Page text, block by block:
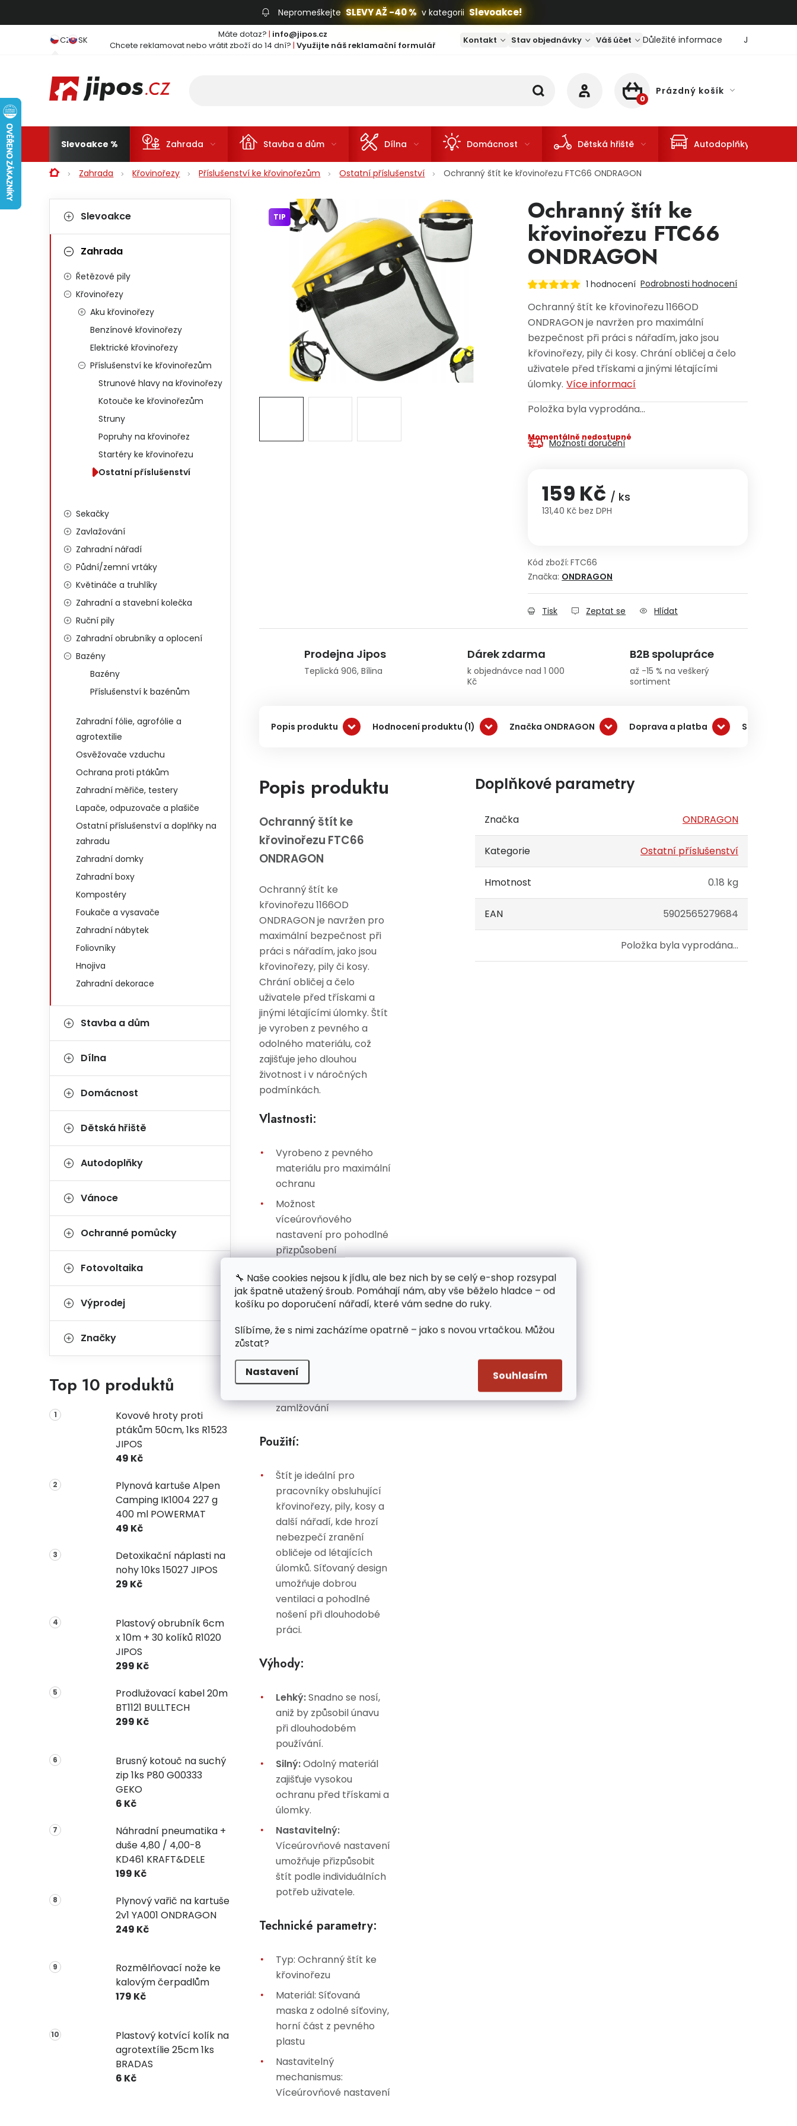
🔧 Naše cookies nejsou k jídlu, ale bez nich by se celý e-shop rozsypal
jak špatně utažený šroub. Pomáhají nám, aby vše běželo hladce – od
košíku po doporučení nářadí, které vám sedne do ruky.
Slíbíme, že s nimi zacházíme opatrně – jako s novou vrtačkou. Můžou
zůstat?
Nastavení Souhlasím
Nepromeškejte SLEVY AŽ -40 % v kategorii Slevoakce!
CZ SK Máte dotaz? | info@jipos.cz
Chcete reklamovat nebo vrátit zboží do 14 dní? | Využijte náš reklamační formulář Kontakt Stav objednávky Váš účet Důležité informace Jaký je
NÁKUPNÍ KOŠÍK
Prázdný košík
Slevoakce Zahrada Stavba a dům Dílna Domácnost Dětská hřiště Autodoplňky
DomůZahrada Křovinořezy Příslušenství ke křovinořezům Ostatní příslušenství Ochranný štít ke křovinořezu FTC66 ONDRAGON
Postranní panel
Kategorie
Slevoakce
Zahrada
Řetězové pily
Křovinořezy
Aku křovinořezy
Benzínové křovinořezy
Elektrické křovinořezy
Příslušenství ke křovinořezům
Strunové hlavy na křovinořezy
Kotouče ke křovinořezům
Struny
Popruhy na křovinořez
Startéry ke křovinořezu
Ostatní příslušenství
Sekačky
Zavlažování
Zahradní nářadí
Půdní/zemní vrtáky
Květináče a truhlíky
Zahradní a stavební kolečka
Ruční pily
Zahradní obrubníky a oplocení
Bazény
Bazény
Příslušenství k bazénům
Zahradní fólie, agrofólie a
agrotextilie
Osvěžovače vzduchu
Ochrana proti ptákům
Zahradní měřiče, testery
Lapače, odpuzovače a plašiče
Ostatní příslušenství a doplňky na
zahradu
Zahradní domky
Zahradní boxy
Kompostéry
Foukače a vysavače
Zahradní nábytek
Foliovníky
Hnojiva
Zahradní dekorace
Stavba a dům
Dílna
Domácnost
Dětská hřiště
Autodoplňky
Vánoce
Ochranné pomůcky
Fotovoltaika
Výprodej
Značky
Top 10 produktů
Kovové hroty proti
ptákům 50cm, 1ks R1523
JIPOS
49 Kč
Plynová kartuše Alpen
Camping IK1004 227 g
400 ml POWERMAT
49 Kč
Detoxikační náplasti na
nohy 10ks 15027 JIPOS
29 Kč
Plastový obrubník 6cm
x 10m + 30 kolíků R1020
JIPOS
299 Kč
Prodlužovací kabel 20m
BT1121 BULLTECH
299 Kč
Brusný kotouč na suchý
zip 1ks P80 G00333
GEKO
6 Kč
Náhradní pneumatika +
duše 4,80 / 4,00-8
KD461 KRAFT&DELE
199 Kč
Plynový vařič na kartuše
2v1 YA001 ONDRAGON
249 Kč
Rozmělňovací nože ke
kalovým čerpadlům
179 Kč
Plastový kotvící kolík na
agrotextílie 25cm 1ks
BRADAS
6 Kč
Ochranný štít ke
křovinořezu FTC66
ONDRAGON
1 hodnocení Podrobnosti hodnocení
Ochranný štít ke křovinořezu 1166OD
ONDRAGON je navržen pro maximální
bezpečnost při práci s nářadím, jako jsou
křovinořezy, pily či kosy. Chrání obličej a čelo
uživatele před třískami a jinými létajícími
úlomky. Více informací
Položka byla vyprodána…
Momentálně nedostupné
Možnosti doručení
159 Kč / ks
131,40 Kč bez DPH
Kód zboží: FTC66
Značka: ONDRAGON
Tisk Zeptat se Hlídat
TIP
Prodejna Jipos
Teplická 906, Bílina
Dárek zdarma
k objednávce nad 1 000
Kč
B2B spolupráce
až -15 % na veškerý
sortiment
Popis produktu Hodnocení produktu (1) Značka ONDRAGON Doprava a platba Související
Popis produktu
Ochranný štít ke
křovinořezu FTC66
ONDRAGON
Ochranný štít ke
křovinořezu 1166OD
ONDRAGON je navržen pro
maximální bezpečnost při
práci s nářadím, jako jsou
křovinořezy, pily či kosy.
Chrání obličej a čelo
uživatele před třískami a
jinými létajícími úlomky. Štít
je vyroben z pevného a
odolného materiálu, což
zajišťuje jeho dlouhou
životnost i v náročných
podmínkách.
Vlastnosti:
Vyrobeno z pevného
materiálu pro maximální
ochranu
Možnost
víceúrovňového
nastavení pro pohodlné
přizpůsobení
Lehký, ale zároveň
pevný a odolný
Pokrývá obličej a čelo
různých podmínkách
Síťovaný design zajišťuje
zamlžování
Použití:
Štít je ideální pro
pracovníky obsluhující
křovinořezy, pily, kosy a
další nářadí, kde hrozí
nebezpečí zranění
obličeje od létajících
úlomků. Síťovaný design
umožňuje dobrou
ventilaci a pohodlné
nošení při dlouhodobé
práci.
Výhody:
Lehký:Snadno se nosí,
aniž by způsobil únavu
při dlouhodobém
používání.
Silný:Odolný materiál
zajišťuje vysokou
ochranu před třískami a
úlomky.
Nastavitelný:
Víceúrovňové nastavení
umožňuje přizpůsobit
štít podle individuálních
potřeb uživatele.
Technické parametry:
Typ: Ochranný štít ke
křovinořezu
Materiál: Síťovaná
maska z odolné síťoviny,
horní část z pevného
plastu
Nastavitelný
mechanismus:
Víceúrovňové nastavení
Doplňkové parametry
Značka ONDRAGON
Kategorie Ostatní příslušenství
Hmotnost 0.18 kg
EAN 5902565279684
Položka byla vyprodána…